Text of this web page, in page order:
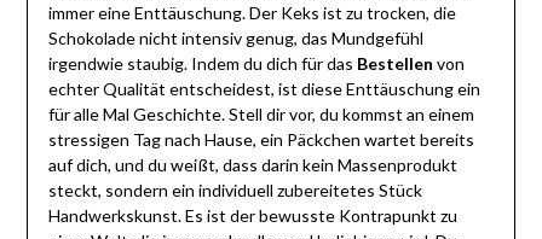
immer eine Enttäuschung. Der Keks ist zu trocken, die
Schokolade nicht intensiv genug, das Mundgefühl
irgendwie staubig. Indem du dich für das Bestellen von
echter Qualität entscheidest, ist diese Enttäuschung ein
für alle Mal Geschichte. Stell dir vor, du kommst an einem
stressigen Tag nach Hause, ein Päckchen wartet bereits
auf dich, und du weißt, dass darin kein Massenprodukt
steckt, sondern ein individuell zubereitetes Stück
Handwerkskunst. Es ist der bewusste Kontrapunkt zu